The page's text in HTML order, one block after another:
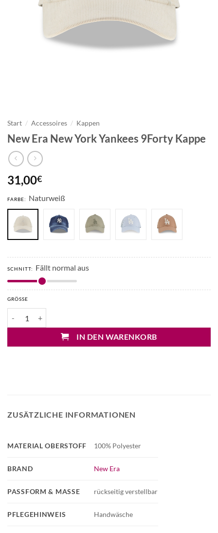
Start / Accessoires / Kappen
New Era New York Yankees 9Forty Kappe
31,00€
FARBE: Naturweiß
SCHNITT: Fällt normal aus
GRÖSSE
IN DEN WARENKORB
ZUSÄTZLICHE INFORMATIONEN
PFLEGEHINWEIS Handwäsche
MATERIAL OBERSTOFF 100% Polyester
BRAND New Era
PASSFORM & MASSE rückseitig verstellbar